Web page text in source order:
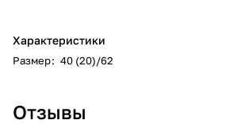
Характеристики
Размер: 40 (20)/62
Отзывы